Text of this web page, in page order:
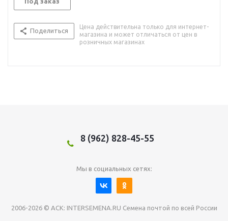
Поделиться
Цена действительна только для интернет-
магазина и может отличаться от цен в
розничных магазинах
8 (962) 828-45-55
Мы в социальных сетях:
2006-2026 © АСК: INTERSEMENA.RU Семена почтой по всей России